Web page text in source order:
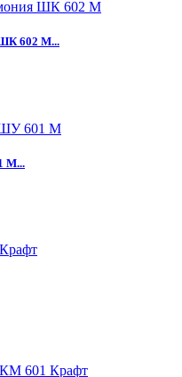
602 М...
М...